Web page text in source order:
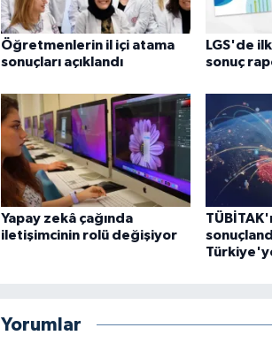
Öğretmenlerin il içi atama
sonuçları açıklandı
LGS'de
sonuç
Yapay zekâ çağında
iletişimcinin rolü değişiyor
Yorumlar